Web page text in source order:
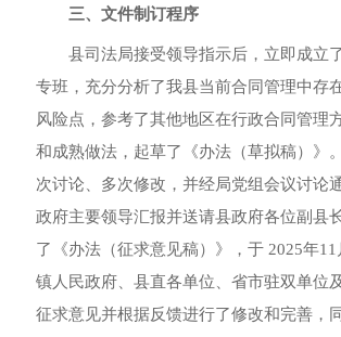
三、文件制订程序
县司法局接受领导指示后 ， 立即成立
专班 ， 充分分析了我县当前合同管理中存
风险点 ， 参考了其他地区在行政合同管理
和成熟做法 ， 起草了《办法（草拟稿）》 。
次讨论、多次修改 ， 并经局党组会议讨论
政府主要领导汇报并送请县政府各位副县
了《办法（征求意见稿）》
， 于 2025年11
镇人民政府、县直各单位、省市驻双单位
征求意见并根据反馈进行了修改和完善 ，